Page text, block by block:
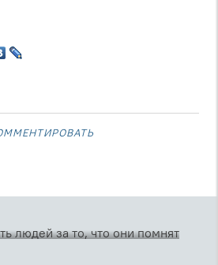
людей за то, что они